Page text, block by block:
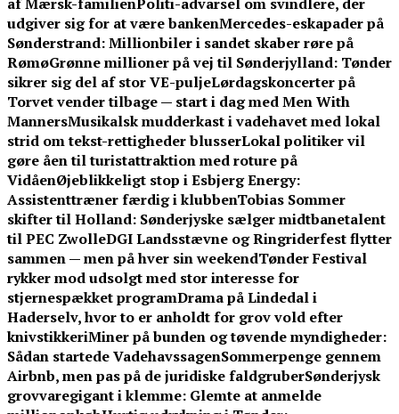
udgiver sig for at være bankenMercedes-eskapader på
Sønderstrand: Millionbiler i sandet skaber røre på
RømøGrønne millioner på vej til Sønderjylland: Tønder
sikrer sig del af stor VE-puljeLørdagskoncerter på
Torvet vender tilbage — start i dag med Men With
MannersMusikalsk mudderkast i vadehavet med lokal
strid om tekst-rettigheder blusserLokal politiker vil
gøre åen til turistattraktion med roture på
VidåenØjeblikkeligt stop i Esbjerg Energy:
Assistenttræner færdig i klubbenTobias Sommer
skifter til Holland: Sønderjyske sælger midtbanetalent
til PEC ZwolleDGI Landsstævne og Ringriderfest flytter
sammen — men på hver sin weekendTønder Festival
rykker mod udsolgt med stor interesse for
stjernespækket programDrama på Lindedal i
Haderselv, hvor to er anholdt for grov vold efter
knivstikkeriMiner på bunden og tøvende myndigheder:
Sådan startede VadehavssagenSommerpenge gennem
Airbnb, men pas på de juridiske faldgruberSønderjysk
grovvaregigant i klemme: Glemte at anmelde